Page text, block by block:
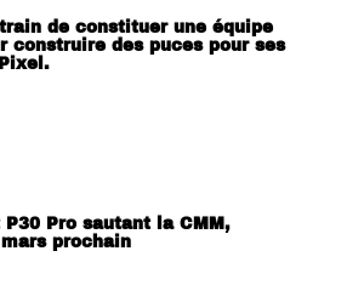
de constituer une équipe
construire des puces pour ses
P30 Pro sautant la CMM,
prochain